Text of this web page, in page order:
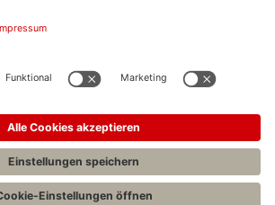
Stellenangebote C.H.BECK